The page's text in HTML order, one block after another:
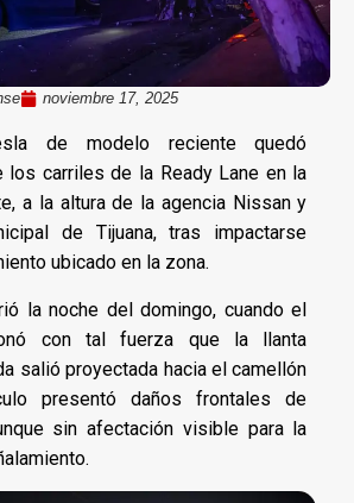
noviembre 17, 2025
de modelo reciente quedó
los carriles de la Ready Lane en la
a la altura de la agencia Nissan y
de Tijuana, tras impactarse
ubicado en la zona.
la noche del domingo, cuando el
con tal fuerza que la llanta
salió proyectada hacia el camellón
presentó daños frontales de
sin afectación visible para la